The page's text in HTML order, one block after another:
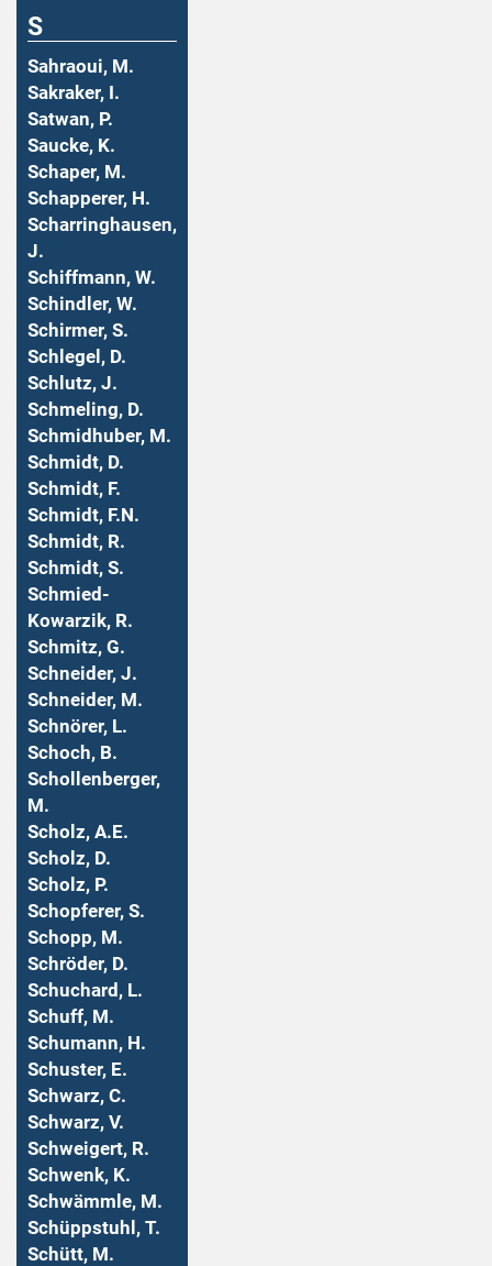
S
Sahraoui, M.
Sakraker, I.
Satwan, P.
Saucke, K.
Schaper, M.
Schapperer, H.
Scharringhausen,
J.
Schiffmann, W.
Schindler, W.
Schirmer, S.
Schlegel, D.
Schlutz, J.
Schmeling, D.
Schmidhuber, M.
Schmidt, D.
Schmidt, F.
Schmidt, F.N.
Schmidt, R.
Schmidt, S.
Schmied-
Kowarzik, R.
Schmitz, G.
Schneider, J.
Schneider, M.
Schnörer, L.
Schoch, B.
Schollenberger,
M.
Scholz, A.E.
Scholz, D.
Scholz, P.
Schopferer, S.
Schopp, M.
Schröder, D.
Schuchard, L.
Schuff, M.
Schumann, H.
Schuster, E.
Schwarz, C.
Schwarz, V.
Schweigert, R.
Schwenk, K.
Schwämmle, M.
Schüppstuhl, T.
Schütt, M.